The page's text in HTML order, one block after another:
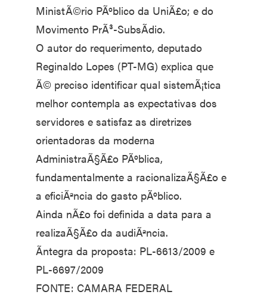
MinistÃ©rio PÃºblico da UniÃ£o; e do
Movimento PrÃ³-SubsÃ­dio.
O autor do requerimento, deputado
Reginaldo Lopes (PT-MG) explica que
Ã© preciso identificar qual sistemÃ¡tica
melhor contempla as expectativas dos
servidores e satisfaz as diretrizes
orientadoras da moderna
AdministraÃ§Ã£o PÃºblica,
fundamentalmente a racionalizaÃ§Ã£o e
a eficiÃªncia do gasto pÃºblico.
Ainda nÃ£o foi definida a data para a
realizaÃ§Ã£o da audiÃªncia.
Ãntegra da proposta: PL-6613/2009 e
PL-6697/2009
FONTE: CAMARA FEDERAL